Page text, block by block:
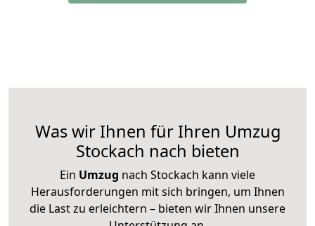
Was wir Ihnen für Ihren Umzug
Stockach nach bieten
Ein Umzug nach Stockach kann viele
Herausforderungen mit sich bringen, um Ihnen
die Last zu erleichtern – bieten wir Ihnen unsere